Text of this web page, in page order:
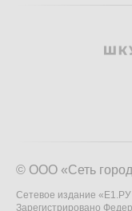
© ООО «Сеть
Сетевое издание
Зарегистрировано